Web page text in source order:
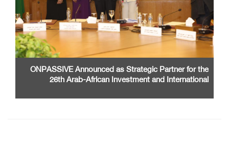
ONPASSIVE Announced as Strategic Partner for the
26th Arab-African Investment and International